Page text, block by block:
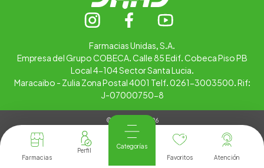
Farmacias
Categorías
Favoritos
Atención
Farmacias Unidas, S.A.
Empresa del Grupo COBECA. Calle 85 Edif. Cobeca Piso PB
Local 4-104 Sector Santa Lucia.
Maracaibo - Zulia Zona Postal 4001 Telf. 0261-3003500. Rif:
J-07000750-8
© Copyright 2026
Tienda Virtual desarrollada por
Tecnología